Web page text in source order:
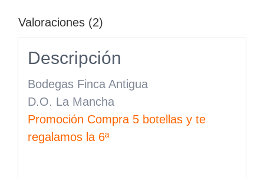
Valoraciones (2)
Descripción
Bodegas Finca Antigua
D.O. La Mancha
Promoción Compra 5 botellas y te
regalamos la 6ª